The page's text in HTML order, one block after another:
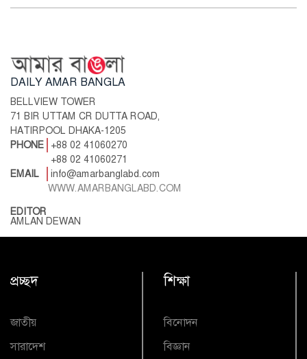
DAILY AMAR BANGLA
BELLVIEW TOWER
71 BIR UTTAM CR DUTTA ROAD,
HATIRPOOL DHAKA-1205
PHONE
+88 02 41060270
+88 02 41060271
EMAIL
info@amarbanglabd.com
WWW.AMARBANGLABD.COM
EDITOR
AMLAN DEWAN
প্রচ্ছদ
জাতীয়
সারাদেশ
শিক্ষা
বিনোদন
বিজ্ঞান